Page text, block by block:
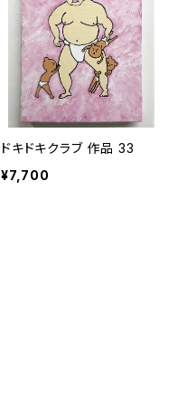
ドキドキクラブ 作品 33
¥7,700